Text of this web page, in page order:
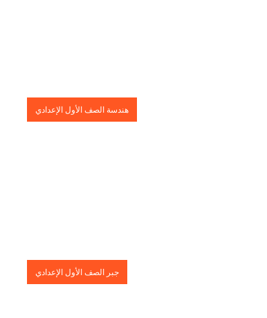
هندسة الصف الأول الإعدادي
جبر الصف الأول الإعدادي